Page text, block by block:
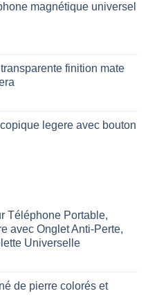
magnétique universel
finition mate
legere avec bouton
Téléphone Portable,
avec Onglet Anti-Perte,
Universelle
de pierre colorés et